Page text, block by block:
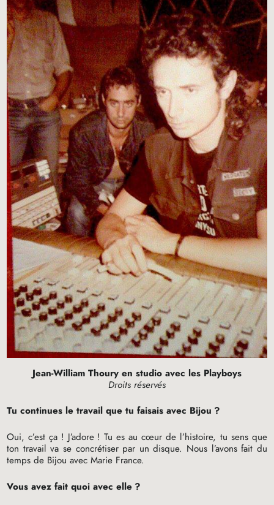
Jean-William Thoury en studio avec les Playboys
Droits réservés
Tu continues le travail que tu faisais avec Bijou ?
Oui, c’est ça ! J’adore ! Tu es au cœur de l’histoire, tu sens que
ton travail va se concrétiser par un disque. Nous l’avons fait du
temps de Bijou avec Marie France.
Vous avez fait quoi avec elle ?